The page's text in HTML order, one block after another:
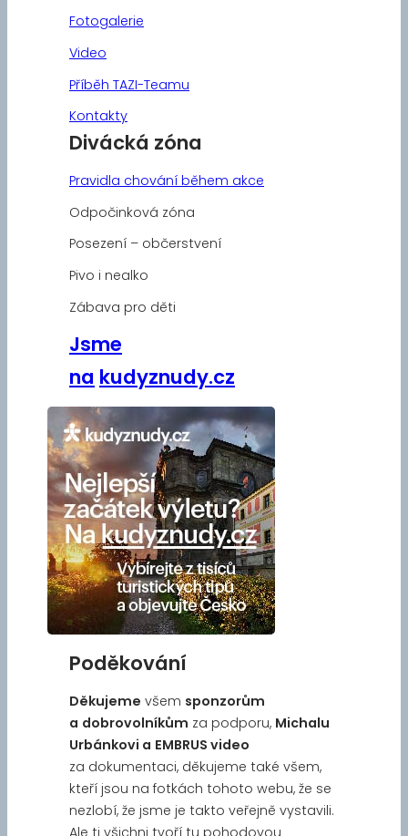
Fotogalerie
Video
Příběh TAZI-Teamu
Kontakty
Divácká zóna
Pravidla chování během akce
Odpočinková zóna
Posezení – občerstvení
Pivo i nealko
Zábava pro děti
Jsme
na kudyznudy.cz
Poděkování
Děkujeme všem sponzorům
a dobrovolníkům za podporu, Michalu
Urbánkovi a EMBRUS video
za dokumentaci, děkujeme také všem,
kteří jsou na fotkách tohoto webu, že se
nezlobí, že jsme je takto veřejně vystavili.
Ale ti všichni tvoří tu pohodovou